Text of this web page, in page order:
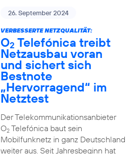
26. September 2024
VERBESSERTE NETZQUALITÄT:
O2 Telefónica treibt
Netzausbau voran
und sichert sich
Bestnote
„Hervorragend“ im
Netztest
Der Telekommunikationsanbieter
O2Telefónica baut sein
Mobilfunknetz in ganz Deutschland
weiter aus. Seit Jahresbeginn hat